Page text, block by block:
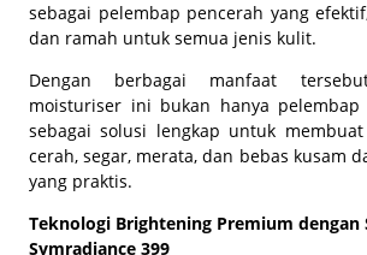
sebagai pelembap pencerah yang
dan ramah untuk semua jenis kulit.
Dengan berbagai manfaat
moisturiser ini bukan hanya pelembap
sebagai solusi lengkap untuk
cerah, segar, merata, dan bebas kusam
yang praktis.
Teknologi Brightening Premium
Symradiance 399